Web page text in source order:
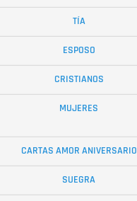
TÍA
ESPOSO
CRISTIANOS
MUJERES
CARTAS AMOR ANIVERSARIO
SUEGRA